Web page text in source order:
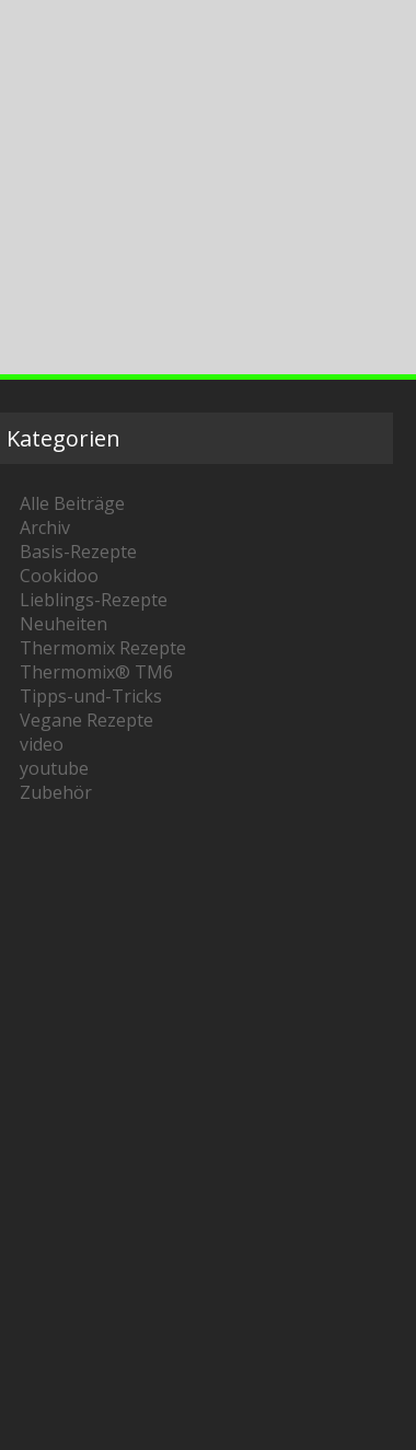
Kategorien
Alle Beiträge
Archiv
Basis-Rezepte
Cookidoo
Lieblings-Rezepte
Neuheiten
Thermomix Rezepte
Thermomix® TM6
Tipps-und-Tricks
Vegane Rezepte
video
youtube
Zubehör